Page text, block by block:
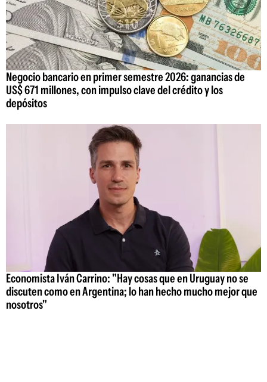
Negocio bancario en primer semestre 2026: ganancias de
US$ 671 millones, con impulso clave del crédito y los
depósitos
Economista Iván Carrino: "Hay cosas que en Uruguay no se
discuten como en Argentina; lo han hecho mucho mejor que
nosotros"